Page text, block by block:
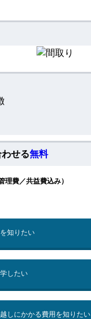
せる無料
理費／共益費込み）
知りたい
したい
しにかかる費用を知りたい